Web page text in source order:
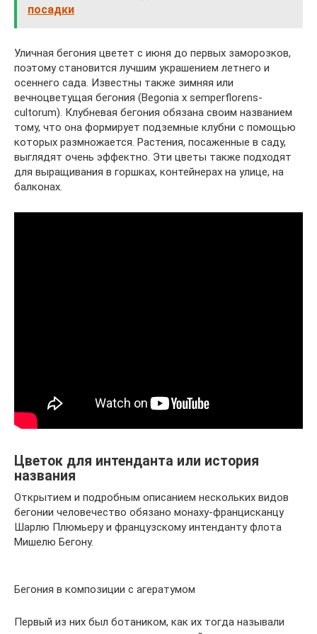
посадки
Уличная бегония цветет с июня до первых заморозков,
поэтому становится лучшим украшением летнего и
осеннего сада. Известны также зимняя или
вечноцветущая бегония (Begonia x semperflorens-
cultorum). Клубневая бегония обязана своим названием
тому, что она формирует подземные клубни с помощью
которых размножается. Растения, посаженные в саду,
выглядят очень эффектно. Эти цветы также подходят
для выращивания в горшках, контейнерах на улице, на
балконах.
Цветок для интенданта или история
названия
Открытием и подробным описанием нескольких видов
бегонии человечество обязано монаху-францисканцу
Шарлю Плюмьеру и французскому интенданту флота
Мишелю Бегону.
Бегония в композиции с агератумом
Первый из них был ботаником, как их тогда называли